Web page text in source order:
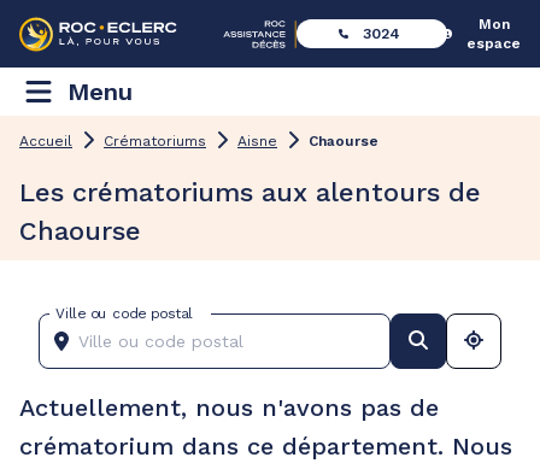
3024
Mon
espace
Menu
Accueil Crématoriums Aisne Chaourse
Les crématoriums aux alentours de
Chaourse
Ville ou code postal
Actuellement, nous n'avons pas de
crématorium dans ce département. Nous